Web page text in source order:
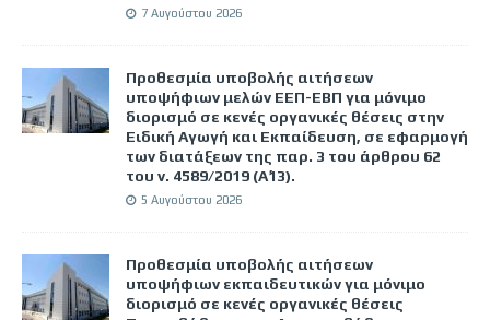
7 Αυγούστου 2026
Προθεσμία υποβολής αιτήσεων
υποψήφιων μελών ΕΕΠ-ΕΒΠ για μόνιμο
διορισμό σε κενές οργανικές θέσεις στην
Ειδική Αγωγή και Εκπαίδευση, σε εφαρμογή
των διατάξεων της παρ. 3 του άρθρου 62
του ν. 4589/2019 (Α΄13).
5 Αυγούστου 2026
Προθεσμία υποβολής αιτήσεων
υποψήφιων εκπαιδευτικών για μόνιμο
διορισμό σε κενές οργανικές θέσεις